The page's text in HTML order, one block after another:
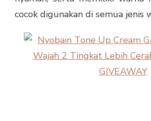
cocok digunakan di semua jenis